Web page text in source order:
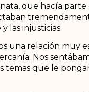
que hacía
las injusticias.
una relación muy
Nos
que le